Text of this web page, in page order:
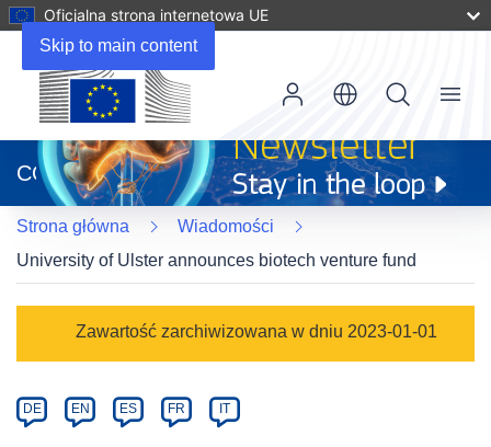
Skip to main content
Oficjalna strona internetowa UE
otworzy
się
w
nowym
oknie)
CORDIS
Menu
Strona główna
Wiadomości
University of Ulster announces biotech venture fund
Category
Zawartość zarchiwizowana w dniu 2023-01-01
Article
available
DE EN ES FR IT